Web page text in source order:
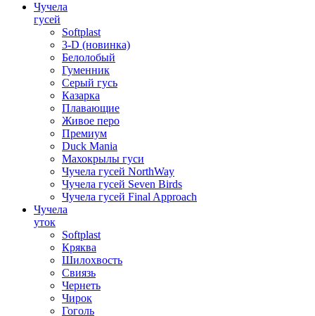
Чучела
гусей
Softplast
3-D (новинка)
Белолобый
Гуменник
Серый гусь
Казарка
Плавающие
Живое перо
Премиум
Duck Mania
Махокрылы гуси
Чучела гусей NorthWay
Чучела гусей Seven Birds
Чучела гусей Final Approach
Чучела
уток
Softplast
Кряква
Шилохвость
Свиязь
Чернеть
Чирок
Гоголь